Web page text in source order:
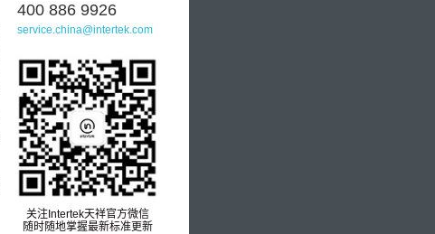
400 886 9926
service.china@intertek.com
关注Intertek天祥官方微信
随时随地掌握最新标准更新